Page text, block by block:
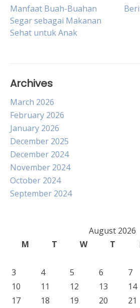
Post
navigation
Manfaat Buah-Buahan
Segar sebagai Makanan
Sehat untuk Anak
Archives
March 2026
February 2026
January 2026
December 2025
December 2024
November 2024
October 2024
September 2024
August 2026
M
T W T
3
4 5 6 7
10
11 12 13 14
17
18 19 20 21